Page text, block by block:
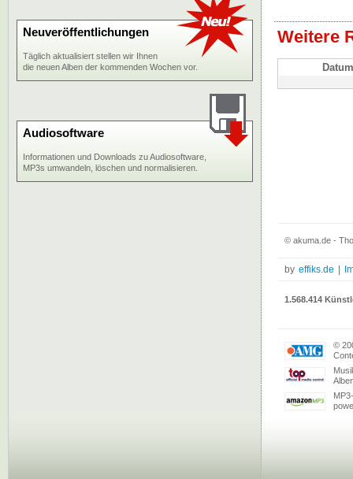
Weitere
Datum
Neuveröffentlichungen
Täglich aktualisiert stellen wir Ihnen
die neuen Alben der kommenden Wochen vor.
Audiosoftware
Informationen und Downloads zu Audiosoftware,
MP3s umwandeln, löschen und normalisieren.
© akuma.de -
by effiks.de
1.568.414
©